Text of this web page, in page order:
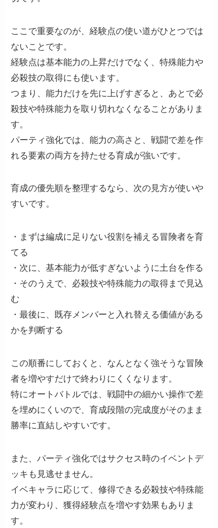
ここで重要なのが、経験点の使い道がひとつでは
ないことです。
経験点は基本能力の上昇だけでなく、特殊能力や
必殺技の取得にも使います。
つまり、能力だけを先に上げすぎると、あとで必
殺技や特殊能力を取り切れなくなることがありま
す。
パーティ強化では、能力の高さと、戦闘で差を作
れる要素の両方を持たせる育成が強いです。
育成の優先順を整理するなら、次の見方が使いや
すいです。
・まずは編成に足りない役割を補える冒険者を育
てる
・次に、基本能力が低すぎないように土台を作る
・そのうえで、必殺技や特殊能力の取得まで見込
む
・最後に、既存メンバーと入れ替える価値がある
かを判断する
この順番にしておくと、なんとなく強そうな冒険
者を増やすだけで終わりにくくなります。
特にオートバトルでは、戦闘中の細かい操作で差
を埋めにくいので、育成段階の完成度がそのまま
勝率に直結しやすいです。
また、パーティ強化ではサクセス時のイベントデ
ッキも見逃せません。
イベキャラに応じて、修得できる必殺技や特殊能
力が変わり、獲得経験点を増やす効果もありま
す。